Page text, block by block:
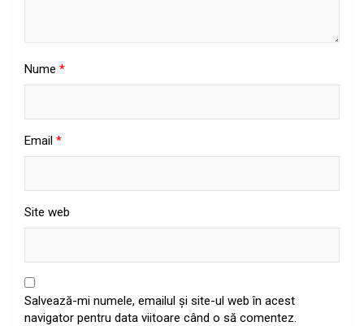
Nume *
Email *
Site web
Salvează-mi numele, emailul și site-ul web în acest
navigator pentru data viitoare când o să comentez.